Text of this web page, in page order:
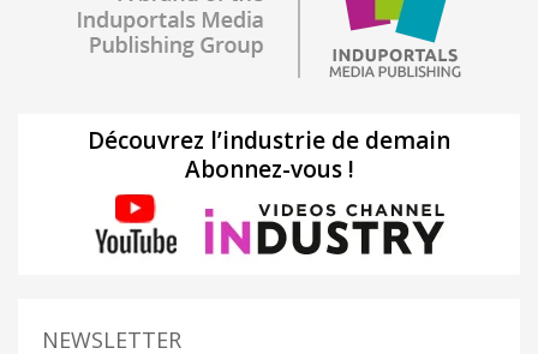
Découvrez l’industrie de demain
Abonnez-vous !
NEWSLETTER